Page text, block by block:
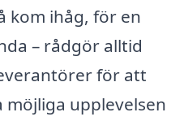
kom ihåg, för en
– rådgör alltid
för att
möjliga upplevelsen